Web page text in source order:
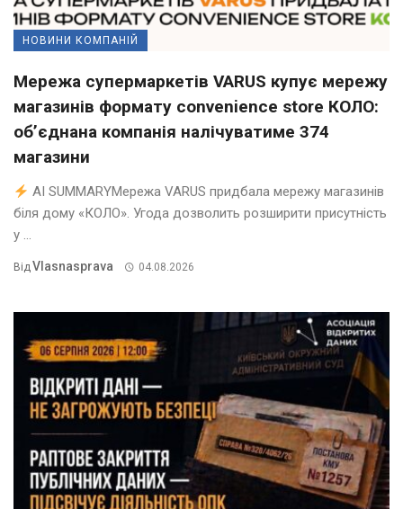
НОВИНИ КОМПАНІЙ
Мережа супермаркетів VARUS купує мережу
магазинів формату convenience store КОЛО:
об’єднана компанія налічуватиме 374
магазини
AI SUMMARYМережа VARUS придбала мережу магазинів
біля дому «КОЛО». Угода дозволить розширити присутність
у ...
ВідVlasnasprava 04.08.2026